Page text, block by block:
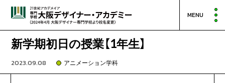
MENU
新学期初日の授業【1年生】
2023.09.08 アニメーション学科